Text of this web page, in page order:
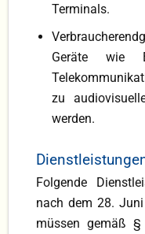
Terminals.
Geräte wie
zu
werden.
Folgende
nach dem 28.
müssen gemäß